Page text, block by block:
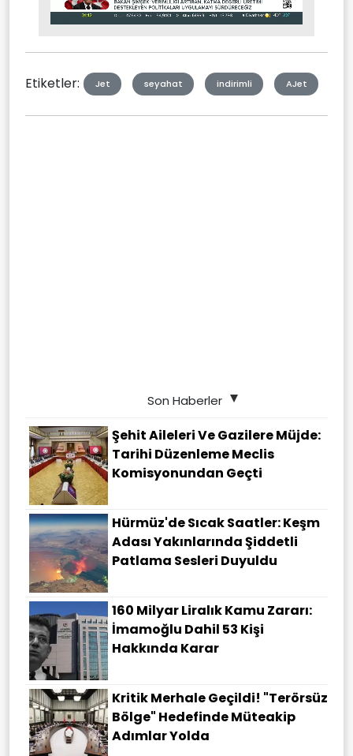
Mute Stream
Etiketler: Jet seyahat indirimli AJet
Son Haberler
Şehit Aileleri Ve Gazilere Müjde:
Tarihi Düzenleme Meclis
Komisyonundan Geçti
Hürmüz'de Sıcak Saatler: Keşm
Adası Yakınlarında Şiddetli
Patlama Sesleri Duyuldu
160 Milyar Liralık Kamu Zararı:
İmamoğlu Dahil 53 Kişi
Hakkında Karar
Kritik Merhale Geçildi! "Terörsüz
Bölge" Hedefinde Müteakip
Adımlar Yolda